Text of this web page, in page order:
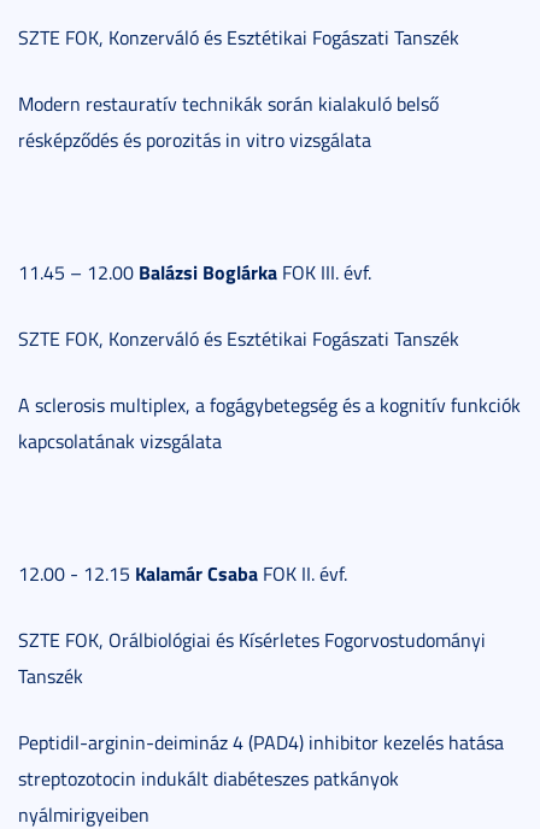
SZTE FOK, Konzerváló és Esztétikai Fogászati Tanszék
Modern restauratív technikák során kialakuló belső
résképződés és porozitás in vitro vizsgálata
11.45 – 12.00 Balázsi Boglárka FOK III. évf.
SZTE FOK, Konzerváló és Esztétikai Fogászati Tanszék
A sclerosis multiplex, a fogágybetegség és a kognitív funkciók
kapcsolatának vizsgálata
12.00 - 12.15 Kalamár Csaba FOK II. évf.
SZTE FOK, Orálbiológiai és Kísérletes Fogorvostudományi
Tanszék
Peptidil-arginin-deimináz 4 (PAD4) inhibitor kezelés hatása
streptozotocin indukált diabéteszes patkányok
nyálmirigyeiben